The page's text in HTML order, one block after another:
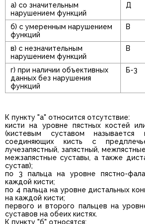
а) со значительным
нарушением функций
Д
б) с умеренным нарушением
функций
В
в) с незначительным
нарушением функций
В
г) при наличии объективных
данных без нарушения
функций
Б-3
К пункту "а" относится отсутствие:
кисти на уровне пястных костей
(кистевым суставом называется
соединяющих кисть с
лучезапястный, запястный,
межзапястные суставы, а также
сустав);
по 3 пальца на уровне пястно-
каждой кисти;
по 4 пальца на уровне дистальных
на каждой кисти;
первого и второго пальцев на
суставов на обеих кистях.
К пункту "б" относятся: